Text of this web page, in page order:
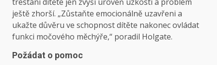
ještě zhorší. „Zůstaňte emocionálně uzavřeni a
ukažte důvěru ve schopnost dítěte nakonec ovládat
funkci močového měchýře,“ poradil Holgate.
Požádat o pomoc